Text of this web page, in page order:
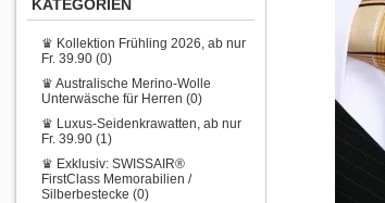
KATEGORIEN
♛ Kollektion Frühling 2026, ab nur
Fr. 39.90 (0)
♛ Australische Merino-Wolle
Unterwäsche für Herren (0)
♛ Luxus-Seidenkrawatten, ab nur
Fr. 39.90 (1)
♛ Exklusiv: SWISSAIR®
FirstClass Memorabilien /
Silberbestecke (0)